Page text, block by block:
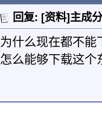
回复: [资料]主成
为什么现在都不能
怎么能够下载这个